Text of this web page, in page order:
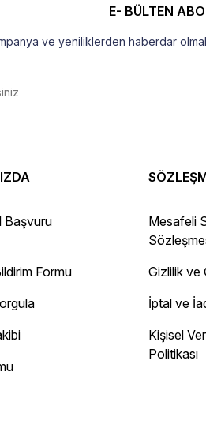
site
E- BÜLTEN
ve yeniliklerden haberdar
Başvuru
Formu
Mesafeli
Gizlilik ve
İptal ve
Kişisel
Politikası